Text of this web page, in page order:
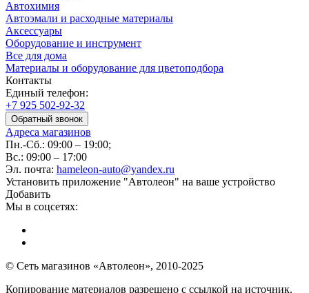
Автохимия
Автоэмали и расходные материалы
Аксессуары
Оборудование и инструмент
Все для дома
Материалы и оборудование для цветоподбора
Контакты
Единый телефон:
+7 925 502-92-32
Обратный звонок
Адреса магазинов
Пн.-Сб.: 09:00 – 19:00;
Вс.: 09:00 – 17:00
Эл. почта: hameleon-auto@yandex.ru
Установить приложение "Автолеон" на ваше устройство
Добавить
Мы в соцсетях:
© Сеть магазинов «Автолеон», 2010-2025
Копирование материалов разрешено с ссылкой на источник.